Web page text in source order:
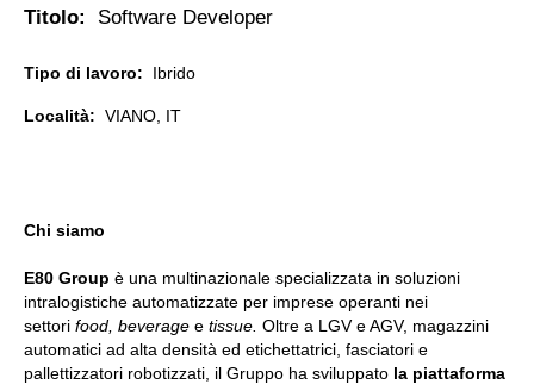
Titolo: Software Developer
Tipo di lavoro: Ibrido
Località: VIANO, IT
Chi siamo
E80 Group è una multinazionale specializzata in soluzioni
intralogistiche automatizzate per imprese operanti nei
settori food, beverage e tissue. Oltre a LGV e AGV, magazzini
automatici ad alta densità ed etichettatrici, fasciatori e
pallettizzatori robotizzati, il Gruppo ha sviluppato la piattaforma